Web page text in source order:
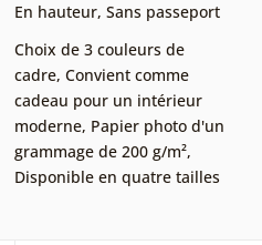
En hauteur, Sans passeport
Choix de 3 couleurs de
cadre, Convient comme
cadeau pour un intérieur
moderne, Papier photo d'un
grammage de 200 g/m²,
Disponible en quatre tailles